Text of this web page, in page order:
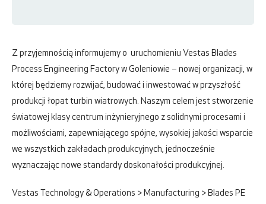
Z przyjemnością informujemy o uruchomieniu Vestas Blades
Process Engineering Factory w Goleniowie – nowej organizacji, w
której będziemy rozwijać, budować i inwestować w przyszłość
produkcji łopat turbin wiatrowych. Naszym celem jest stworzenie
światowej klasy centrum inżynieryjnego z solidnymi procesami i
możliwościami, zapewniającego spójne, wysokiej jakości wsparcie
we wszystkich zakładach produkcyjnych, jednocześnie
wyznaczając nowe standardy doskonałości produkcyjnej.
Vestas Technology & Operations > Manufacturing > Blades PE